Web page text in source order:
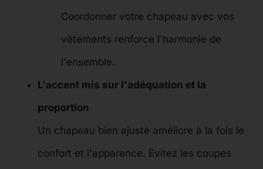
Coordonner votre chapeau avec vos
vêtements renforce l'harmonie de
l'ensemble.
L'accent mis sur l'adéquation et la
proportion
Un chapeau bien ajusté améliore à la fois le
confort et l'apparence. Évitez les coupes